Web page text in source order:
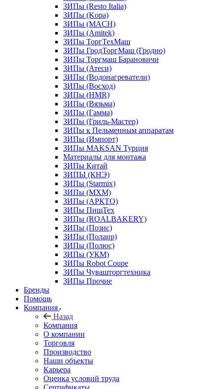
ЗИПы (Resto Italia)
ЗИПы (Kopa)
ЗИПы (MACH)
ЗИПы (Amitek)
ЗИПы ТоргТехМаш
ЗИПы ГродТоргМаш (Гродно)
ЗИПы Торгмаш Барановичи
ЗИПы (Атеси)
ЗИПы (Водонагреватели)
ЗИПы (Восход)
ЗИПы (HMR)
ЗИПы (Вязьма)
ЗИПы (Гамма)
ЗИПы (Гриль-Мастер)
ЗИПы к Пельменным аппаратам
ЗИПы (Импорт)
ЗИПы MAKSAN Турция
Материалы для монтажа
ЗИПы Китай
ЗИПЫ (КНЭ)
ЗИПы (Starmix)
ЗИПы (МХМ)
ЗИПы (АРКТО)
ЗИПы ПищТех
ЗИПы (ROALBAKERY)
ЗИПы (Позис)
ЗИПы (Полаир)
ЗИПы (Полюс)
ЗИПы (УКМ)
ЗИПы Robot Coupe
ЗИПы Чувашторгтехника
ЗИПы Прочие
Бренды
Помощь
Компания
Назад
Компания
О компании
Торговля
Производство
Наши объекты
Карьера
Оценка условий труда
Сертификаты